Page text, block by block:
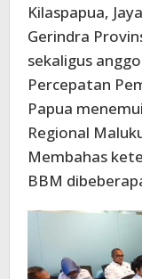
Kilaspapua,
Gerindra
sekaligus
Percepatan
Papua
Regional
Membahas
BBM